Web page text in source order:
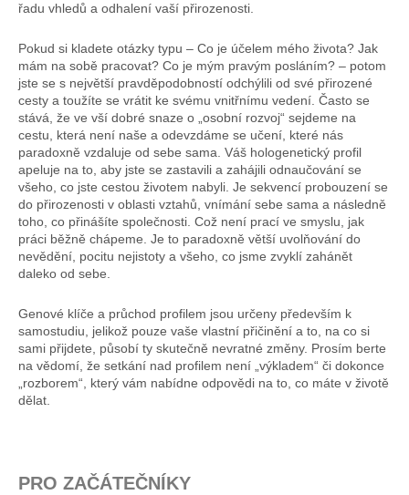
řadu vhledů a odhalení vaší přirozenosti.
Pokud si kladete otázky typu – Co je účelem mého života? Jak
mám na sobě pracovat? Co je mým pravým posláním? – potom
jste se s největší pravděpodobností odchýlili od své přirozené
cesty a toužíte se vrátit ke svému vnitřnímu vedení. Často se
stává, že ve vší dobré snaze o „osobní rozvoj“ sejdeme na
cestu, která není naše a odevzdáme se učení, které nás
paradoxně vzdaluje od sebe sama. Váš hologenetický profil
apeluje na to, aby jste se zastavili a zahájili odnaučování se
všeho, co jste cestou životem nabyli. Je sekvencí probouzení se
do přirozenosti v oblasti vztahů, vnímání sebe sama a následně
toho, co přinášíte společnosti. Což není prací ve smyslu, jak
práci běžně chápeme. Je to paradoxně větší uvolňování do
nevědění, pocitu nejistoty a všeho, co jsme zvyklí zahánět
daleko od sebe.
Genové klíče a průchod profilem jsou určeny především k
samostudiu, jelikož pouze vaše vlastní přičinění a to, na co si
sami přijdete, působí ty skutečně nevratné změny. Prosím berte
na vědomí, že setkání nad profilem není „výkladem“ či dokonce
„rozborem“, který vám nabídne odpovědi na to, co máte v životě
dělat.
PRO ZAČÁTEČNÍKY